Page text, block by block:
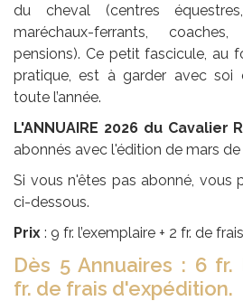
du cheval (centres
maréchaux-ferrants,
pensions). Ce petit fascicule, au
pratique, est à garder avec soi
toute l’année.
L'ANNUAIRE 2026 du Cavalier
abonnés avec l'édition de mars de
Si vous n'êtes pas abonné, vous
ci-dessous.
Prix : 9 fr. l’exemplaire + 2 fr. de
Dès 5 Annuaires : 6 fr.
fr. de frais d'expédition.